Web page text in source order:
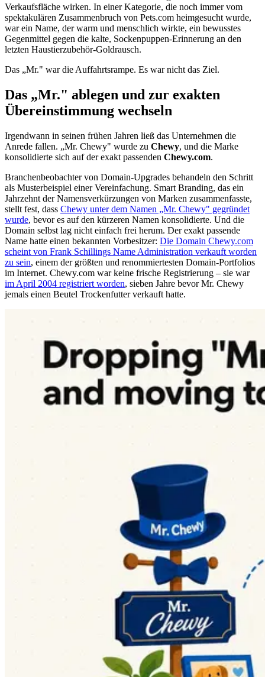
Verkaufsfläche wirken. In einer Kategorie, die noch immer vom
spektakulären Zusammenbruch von Pets.com heimgesucht wurde,
war ein Name, der warm und menschlich wirkte, ein bewusstes
Gegenmittel gegen die kalte, Sockenpuppen-Erinnerung an den
letzten Haustierzubehör-Goldrausch.
Das „Mr." war die Auffahrtsrampe. Es war nicht das Ziel.
Das „Mr." ablegen und zur exakten
Übereinstimmung wechseln
Irgendwann in seinen frühen Jahren ließ das Unternehmen die
Anrede fallen. „Mr. Chewy" wurde zu Chewy, und die Marke
konsolidierte sich auf der exakt passenden Chewy.com.
Branchenbeobachter von Domain-Upgrades behandeln den Schritt
als Musterbeispiel einer Vereinfachung. Smart Branding, das ein
Jahrzehnt der Namensverkürzungen von Marken zusammenfasste,
stellt fest, dass Chewy unter dem Namen „Mr. Chewy" gegründet
wurde, bevor es auf den kürzeren Namen konsolidierte. Und die
Domain selbst lag nicht einfach frei herum. Der exakt passende
Name hatte einen bekannten Vorbesitzer: Die Domain Chewy.com
scheint von Frank Schillings Name Administration verkauft worden
zu sein, einem der größten und renommiertesten Domain-Portfolios
im Internet. Chewy.com war keine frische Registrierung – sie war
im April 2004 registriert worden, sieben Jahre bevor Mr. Chewy
jemals einen Beutel Trockenfutter verkauft hatte.